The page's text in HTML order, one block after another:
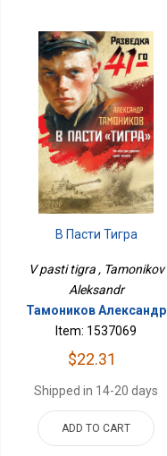
В Пасти Тигра
V pasti tigra , Tamonikov
Aleksandr
Тамоников Александр
Item: 1537069
$22.31
Shipped in 14-20 days
ADD TO CART